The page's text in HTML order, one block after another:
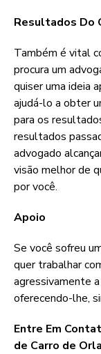
Resultados Do
Também é vital
procura um
quiser uma ideia
ajudá-lo a obter
para os
resultados
advogado
visão melhor de
por você.
Apoio
Se você sofreu
quer trabalhar
agressivamente
oferecendo-lhe,
Entre Em
de Carro de